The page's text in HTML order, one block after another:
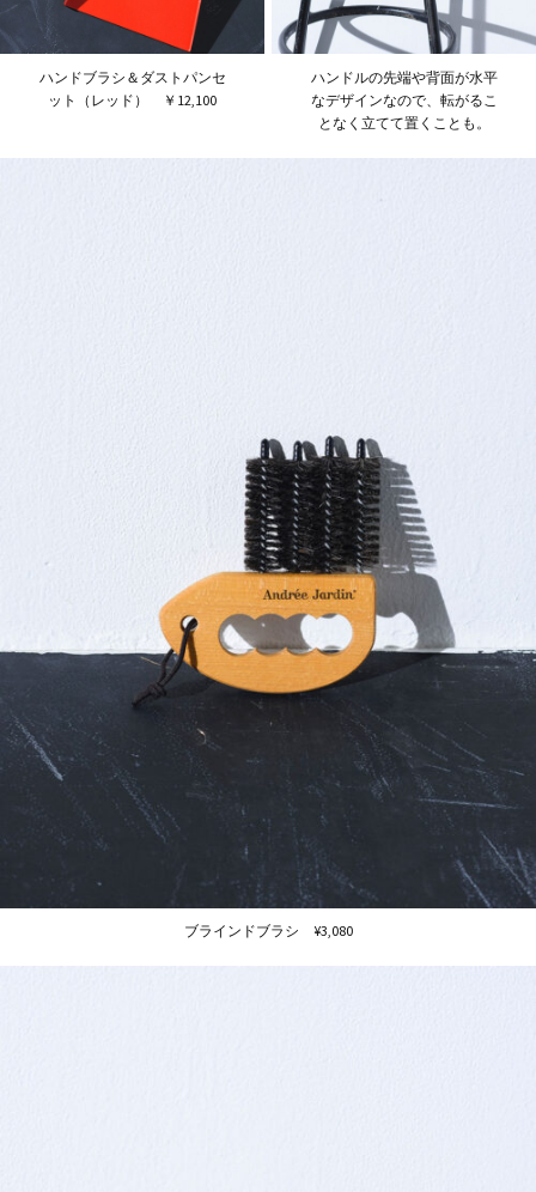
ハンドブラシ＆ダストパンセ
ット（レッド） ￥12,100
ハンドルの先端や背面が水平
なデザインなので、転がるこ
となく立てて置くことも。
ブラインドブラシ ¥3,080